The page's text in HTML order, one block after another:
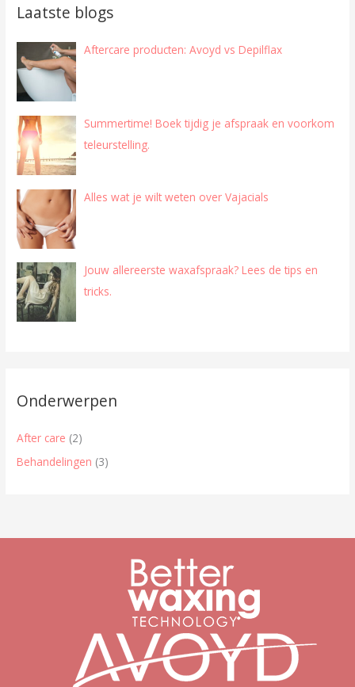
Laatste blogs
Aftercare producten: Avoyd vs Depilflax
Summertime! Boek tijdig je afspraak en voorkom
teleurstelling.
Alles wat je wilt weten over Vajacials
Jouw allereerste waxafspraak? Lees de tips en
tricks.
Onderwerpen
After care (2)
Behandelingen (3)